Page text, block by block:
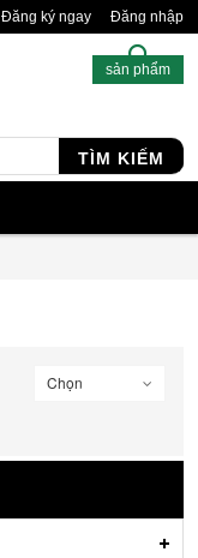
Đăng ký ngay Đăng nhập
TÌM KIẾM
sản phẩm
Chọn